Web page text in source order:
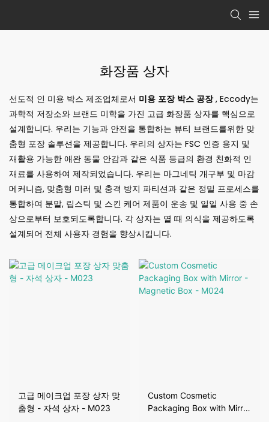
화장품 상자
선도적 인 미용 박스 제조업체로서 미용 포장 박스 공장, Eccody는
과학적 저장소와 브랜드 미학을 가진 고급 화장품 상자를 핵심으로
설계합니다. 우리는 기능과 안전을 통합하는 뷰티 브랜드를위한 맞
춤형 포장 솔루션을 제공합니다. 우리의 상자는 FSC 인증 용지 및
재활용 가능한 애완 동물 안감과 같은 식품 등급의 환경 친화적 인
재료를 사용하여 제작되었습니다. 우리는 마그네틱 개구부 및 마감
메커니즘, 맞춤형 미러 및 충격 방지 파티션과 같은 정밀 프로세스를
통합하여 분말, 립스틱 및 스킨 케어 제품이 운송 및 일일 사용 중 손
상으로부터 보호되도록합니다. 각 상자는 열 때 의식을 제공하도록
설계되어 전체 사용자 경험을 향상시킵니다.
고급 메이크업 포장 상자 맞
춤형 - 자석 상자 - M023
Custom Cosmetic
Packaging Box with Mirror